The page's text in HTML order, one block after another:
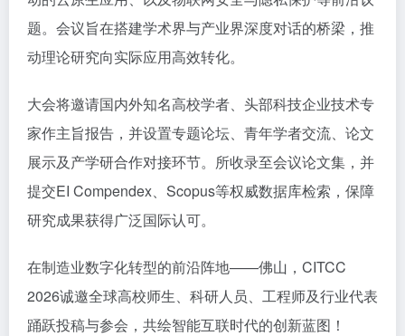
题。会议旨在搭建学术界与产业界深度对话的桥梁，推
动理论研究向实际应用高效转化。
大会将邀请国内外知名高校学者、头部科技企业技术专
家作主旨报告，并设置专题论坛、青年学者交流、论文
展示及产学研合作对接环节。所收录至会议论文集，并
提交EI Compendex、Scopus等权威数据库检索，保障
研究成果获得广泛国际认可。
在制造业数字化转型的前沿阵地——佛山，CITCC
2026诚邀全球高校师生、科研人员、工程师及行业代表
踊跃投稿与参会，共绘智能互联时代的创新蓝图！